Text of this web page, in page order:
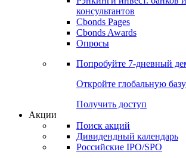
консультантов
Cbonds Pages
Cbonds Awards
Опросы
Попробуйте 7-дневный
Откройте глобальную
Получить доступ
Акции
Поиск акций
Дивидендный календарь
Российские IPO/SPO